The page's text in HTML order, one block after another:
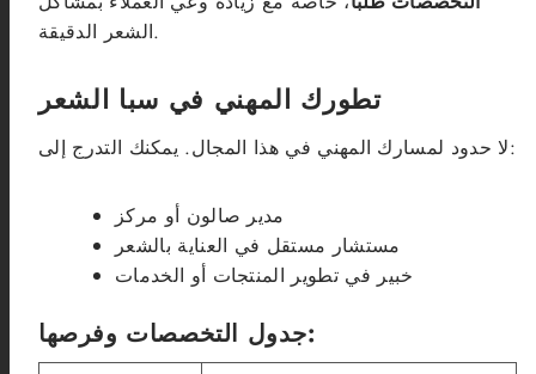
الشعر الدقيقة.
تطورك المهني في سبا الشعر
لا حدود لمسارك المهني في هذا المجال. يمكنك التدرج إلى:
مدير صالون أو مركز
مستشار مستقل في العناية بالشعر
خبير في تطوير المنتجات أو الخدمات
جدول التخصصات وفرصها: